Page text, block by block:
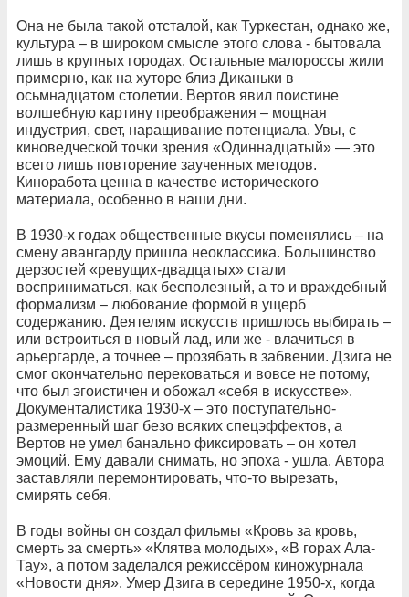
Она не была такой отсталой, как Туркестан, однако же,
культура – в широком смысле этого слова - бытовала
лишь в крупных городах. Остальные малороссы жили
примерно, как на хуторе близ Диканьки в
осьмнадцатом столетии. Вертов явил поистине
волшебную картину преображения – мощная
индустрия, свет, наращивание потенциала. Увы, с
киноведческой точки зрения «Одиннадцатый» — это
всего лишь повторение заученных методов.
Киноработа ценна в качестве исторического
материала, особенно в наши дни.
В 1930-х годах общественные вкусы поменялись – на
смену авангарду пришла неоклассика. Большинство
дерзостей «ревущих-двадцатых» стали
восприниматься, как бесполезный, а то и враждебный
формализм – любование формой в ущерб
содержанию. Деятелям искусств пришлось выбирать –
или встроиться в новый лад, или же - влачиться в
арьергарде, а точнее – прозябать в забвении. Дзига не
смог окончательно перековаться и вовсе не потому,
что был эгоистичен и обожал «себя в искусстве».
Документалистика 1930-х – это поступательно-
размеренный шаг безо всяких спецэффектов, а
Вертов не умел банально фиксировать – он хотел
эмоций. Ему давали снимать, но эпоха - ушла. Автора
заставляли перемонтировать, что-то вырезать,
смирять себя.
В годы войны он создал фильмы «Кровь за кровь,
смерть за смерть» «Клятва молодых», «В горах Ала-
Тау», а потом заделался режиссёром киножурнала
«Новости дня». Умер Дзига в середине 1950-х, когда